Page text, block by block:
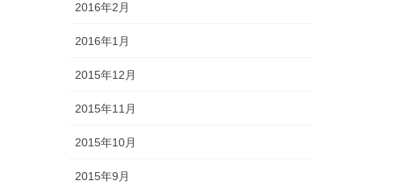
2016年2月
2016年1月
2015年12月
2015年11月
2015年10月
2015年9月